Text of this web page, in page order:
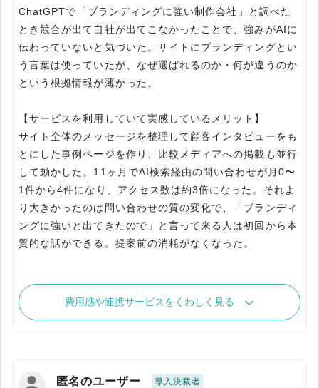
ChatGPTで「ブランディングに強い制作会社」と調べた
とき競合が出て自社が出てこなかったことで、強みがAIに
伝わっていないと気づいた。サイトにブランディングとい
う言葉は使っていたが、なぜ選ばれるのか・何が違うのか
という根拠情報が薄かった。
【サービスを利用していて実感しているメリット】
サイト全体のメッセージを整理して顧客インタビューをも
とにした事例ページを作り、比較メディアへの掲載も並行
して動かした。11ヶ月でAI検索経由の問い合わせが月0〜
1件から4件になり、アクセス数は約3倍になった。それよ
り大きかったのは問い合わせの質の変化で、「ブランディ
ングに強いと出てきたので」と言って来る人は初回から本
質的な話ができる。提案前の消耗がなくなった。
費用感や連携サービスをくわしく見る
匿名のユーザー 導入決裁者